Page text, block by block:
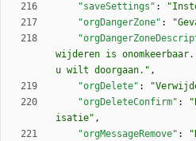
"saveSettings" :
"orgDangerZone" :
wijderen is
u wilt doorgaan." ,
"orgDelete" :
"orgDeleteConfirm" :
isatie" ,
"orgMessageRemove" :